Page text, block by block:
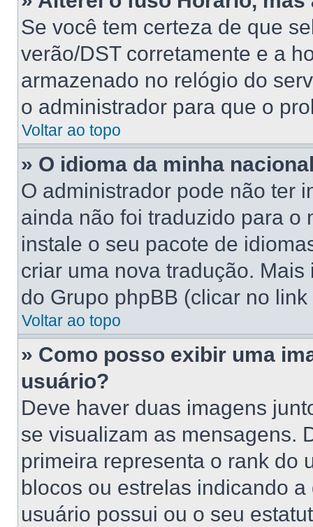
Se você tem certeza de que
verão/DST corretamente e a
armazenado no relógio do
o administrador para que o
Voltar ao topo
» O idioma da minha
O administrador pode não ter
ainda não foi traduzido para o
instale o seu pacote de
criar uma nova tradução.
do Grupo phpBB (clicar no
Voltar ao topo
» Como posso exibir uma
usuário?
Deve haver duas imagens
se visualizam as mensagens.
primeira representa o rank do
blocos ou estrelas indicando
usuário possui ou o seu